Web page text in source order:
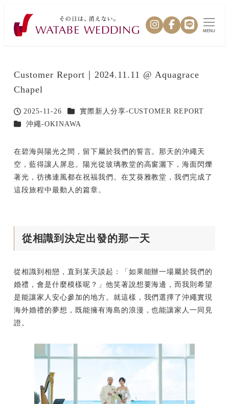
MENU
Customer Report｜2024.11.11 @ Aquagrace
Chapel
投稿日
2025-11-26 カテゴリー
實際新人分享-CUSTOMER REPORT
カテゴリー
沖繩-OKINAWA
在碧海與陽光之間，留下屬於我們的誓言。那天的沖繩天
空，藍得讓人屏息。陽光從玻璃教堂的高窗灑下，海面閃爍
著光，彷彿連風都在祝福我們。在艾葵雅教堂，我們完成了
這段旅程中最動人的篇章。
從相識到決定出發的那一天
從相識到相戀，直到某天談起：「如果能辦一場屬於我們的
婚禮，會是什麼模樣呢？」他笑著說想要海邊，而我則希望
是能讓家人安心參加的地方。就這樣，我們選擇了沖繩實現
海外婚禮的夢想，既能擁有海島的浪漫，也能讓家人一同見
證。